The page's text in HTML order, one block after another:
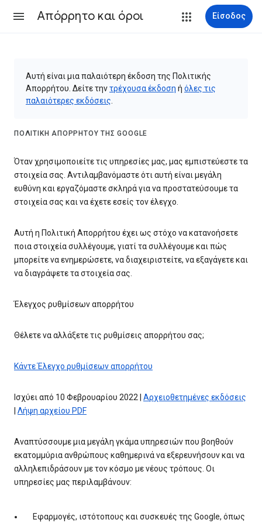
Απόρρητο και όροι Είσοδος
Αυτή είναι μια παλαιότερη έκδοση της Πολιτικής
Απορρήτου. Δείτε τηντρέχουσα έκδοση ή όλες τις
παλαιότερες εκδόσεις
ΠΟΛΙΤΙΚΉ ΑΠΟΡΡΉΤΟΥ ΤΗΣ GOOGLE
Όταν χρησιμοποιείτε τις υπηρεσίες μας, μας εμπιστεύεστε τα
στοιχεία σας. Αντιλαμβανόμαστε ότι αυτή είναι μεγάλη
ευθύνη και εργαζόμαστε σκληρά για να προστατεύσουμε τα
στοιχεία σας και να έχετε εσείς τον έλεγχο.
Αυτή η Πολιτική Απορρήτου έχει ως στόχο να κατανοήσετε
ποια στοιχεία συλλέγουμε, γιατί τα συλλέγουμε και πώς
μπορείτε να ενημερώσετε, να διαχειριστείτε, να εξαγάγετε και
να διαγράψετε τα στοιχεία σας.
Έλεγχος ρυθμίσεων απορρήτου
Θέλετε να αλλάξετε τις ρυθμίσεις απορρήτου σας;
Κάντε Έλεγχο ρυθμίσεων απορρήτου
Ισχύει από 10 Φεβρουαρίου 2022 | Αρχειοθετημένες εκδόσεις
Λήψη αρχείου PDF
Αναπτύσσουμε μια μεγάλη γκάμα υπηρεσιών που βοηθούν
εκατομμύρια ανθρώπους καθημερινά να εξερευνήσουν και να
αλληλεπιδράσουν με τον κόσμο με νέους τρόπους. Οι
υπηρεσίες μας περιλαμβάνουν:
Εφαρμογές, ιστότοπους και συσκευές της Google, όπως